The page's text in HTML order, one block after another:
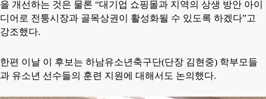
을 개선하는 것은 물론 “대기업 쇼핑몰과 지역의 상생 방안 아이
디어로 전퉁시장과 골목상권이 활성화될 수 있도록 하겠다”고
강조했다.
한편 이날 이 후보는 하남유소년축구단(단장 김현중) 학부모들
과 유소년 선수들의 훈련 지원에 대해서도 논의했다.